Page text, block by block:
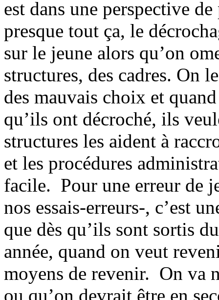
est dans une perspective
presque tout ça, le
sur le jeune alors qu’on
structures, des cadres. On
des mauvais choix et
qu’ils ont décroché, ils
structures les aident à
et les procédures
facile. Pour une erreur de
nos essais-erreurs-, c’est
que dès qu’ils sont sortis
année, quand on veut
moyens de revenir. On va
ou qu’on devrait être en